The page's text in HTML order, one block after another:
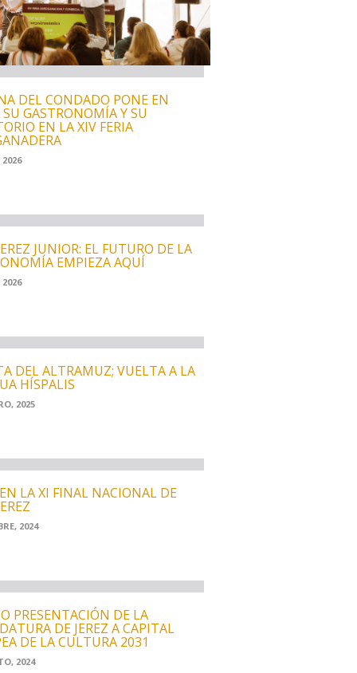
DEL CONDADO PONE EN
GASTRONOMÍA Y SU
EN LA XIV FERIA
JUNIOR: EL FUTURO DE LA
EMPIEZA AQUÍ
DEL ALTRAMUZ; VUELTA A LA
HÍSPALIS
2025
LA XI FINAL NACIONAL DE
2024
PRESENTACIÓN DE LA
DE JEREZ A CAPITAL
DE LA CULTURA 2031
2024